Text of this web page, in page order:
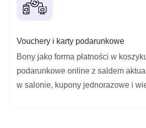
Vouchery i karty podarunkowe
Bony jako forma płatności w
podarunkowe online z saldem
w salonie, kupony jednorazowe i